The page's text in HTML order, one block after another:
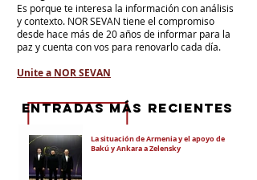
Es porque te interesa la información con análisis
y contexto. NOR SEVAN tiene el compromiso
desde hace más de 20 años de informar para la
paz y cuenta con vos para renovarlo cada día.
Unite a NOR SEVAN
La situación de Armenia y el apoyo de
Bakú y Ankara a Zelensky
eNTRADAS MÁS RECIENTES